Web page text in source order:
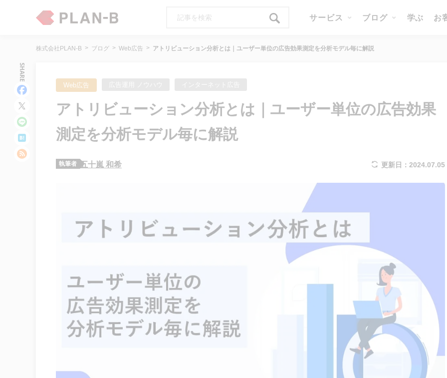
サービス ブログ 学ぶ お
株式会社PLAN-B ブログ Web広告 アトリビューション分析とは｜ユーザー単位の広告効果測定を分析モデル毎に解説
Web広告
アトリビューション分析とは｜ユーザー単位の広告効果
測定を分析モデル毎に解説
執筆者 五十嵐 和希 更新日：2024.07.05
SHARE